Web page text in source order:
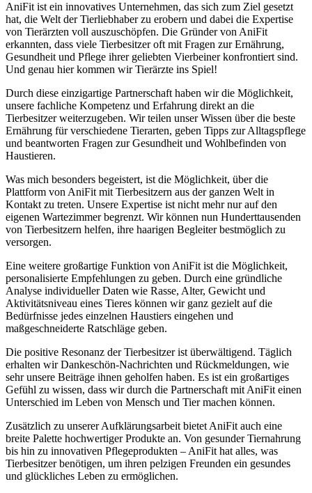
AniFit ist ein innovatives Unternehmen, das sich zum Ziel gesetzt⁣
hat, die Welt der Tierliebhaber zu erobern⁣ und dabei die Expertise
von ⁤Tierärzten voll auszuschöpfen. Die Gründer von AniFit
erkannten, dass viele ⁢Tierbesitzer oft mit Fragen zur Ernährung,
Gesundheit​ und Pflege ihrer​ geliebten⁢ Vierbeiner konfrontiert sind.
Und genau hier kommen wir Tierärzte ins Spiel!
Durch diese einzigartige Partnerschaft haben wir die Möglichkeit,⁢
unsere fachliche Kompetenz und Erfahrung‍ direkt an die
⁣Tierbesitzer weiterzugeben. Wir teilen unser ⁢Wissen über die beste
Ernährung für verschiedene Tierarten, geben Tipps zur Alltagspflege
und‌ beantworten Fragen​ zur Gesundheit und Wohlbefinden von
Haustieren.
Was mich besonders begeistert, ist die Möglichkeit,‍ über die
Plattform von AniFit mit Tierbesitzern aus der ​ganzen Welt in
Kontakt zu treten. Unsere Expertise‍ ist ⁤nicht mehr nur auf den
⁢eigenen Wartezimmer begrenzt. Wir können nun⁢ Hunderttausenden
von Tierbesitzern helfen, ihre haarigen Begleiter bestmöglich zu
versorgen.
Eine weitere großartige Funktion von AniFit ist die Möglichkeit,
personalisierte ‍Empfehlungen zu geben. Durch eine gründliche
Analyse individueller Daten wie Rasse, Alter, Gewicht und
Aktivitätsniveau‌ eines ‍Tieres können​ wir ganz gezielt ‍auf die
⁢Bedürfnisse jedes einzelnen Haustiers eingehen und
maßgeschneiderte Ratschläge geben.
Die positive Resonanz der Tierbesitzer ist ⁣überwältigend.⁣ Täglich
erhalten wir Dankeschön-Nachrichten und Rückmeldungen, wie
sehr unsere Beiträge‍ ihnen geholfen haben. Es ist ein großartiges
Gefühl zu‍ wissen, ‍dass wir ‌durch die Partnerschaft mit AniFit einen
Unterschied im Leben von Mensch und Tier machen können.
Zusätzlich zu unserer Aufklärungsarbeit bietet AniFit auch eine
breite Palette hochwertiger Produkte an. Von‍ gesunder Tiernahrung
bis hin zu innovativen Pflegeprodukten – AniFit hat alles, ​was
⁣Tierbesitzer benötigen, um ihren pelzigen ⁤Freunden⁣ ein gesundes
und glückliches Leben zu ermöglichen.